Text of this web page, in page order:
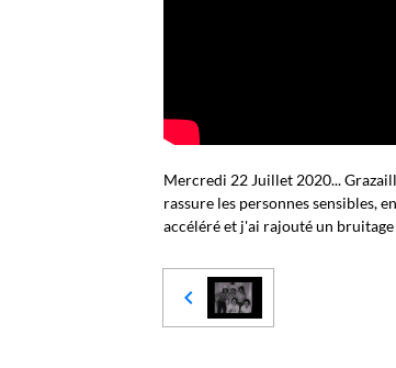
Mercredi 22 Juillet 2020...
rassure les personnes sensibles,
accéléré et j'ai rajouté un